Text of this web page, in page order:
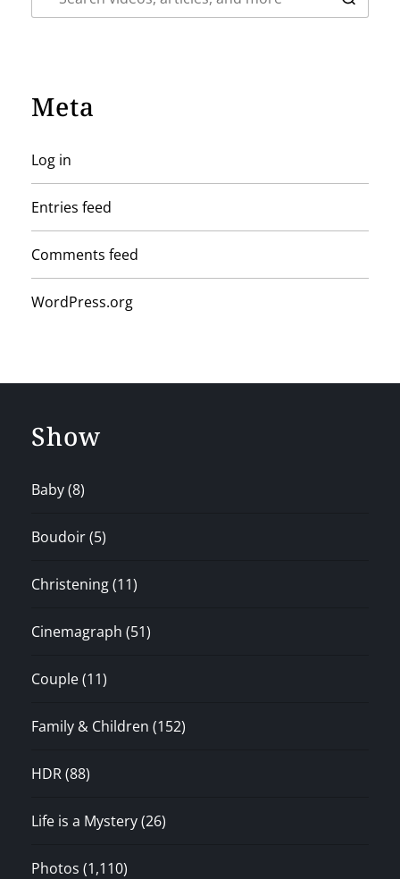
Meta
Log in
Entries feed
Comments feed
WordPress.org
Show
Baby(8)
Boudoir(5)
Christening(11)
Cinemagraph (51)
Couple(11)
Family & Children (152)
HDR(88)
Life is a Mystery(26)
Photos (1,110)